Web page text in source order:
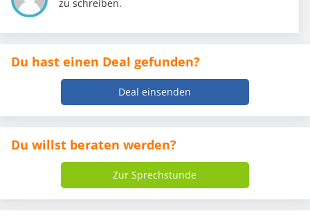
zu schreiben.
Du hast einen Deal gefunden?
Deal einsenden
Du willst beraten werden?
Zur Sprechstunde